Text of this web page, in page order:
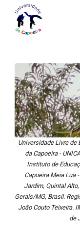
Universidade Livre de
da Capoeira -
Instituto de
Capoeira Meia Lua
Jardim, Quintal
Gerais/MG, Brasil.
João Couto Teixeira.
de